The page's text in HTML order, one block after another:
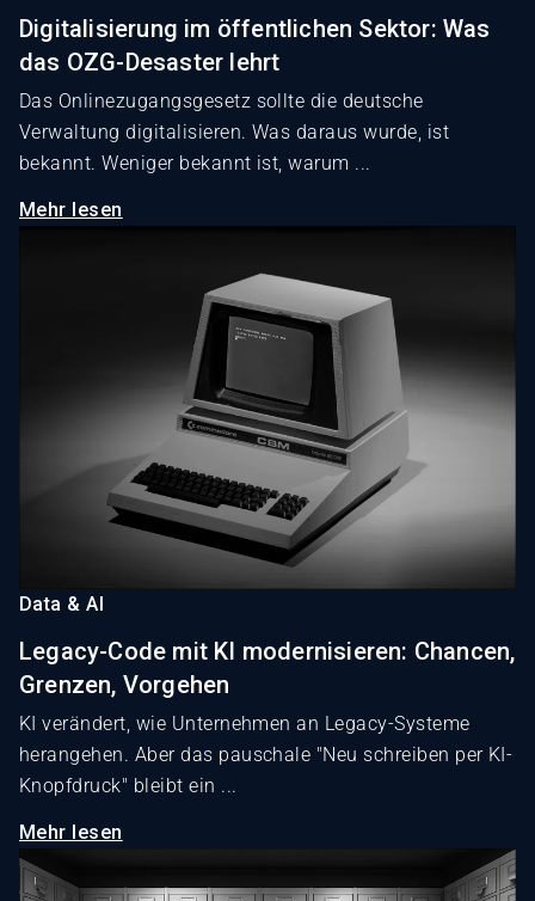
Digitalisierung im öffentlichen Sektor: Was
das OZG-Desaster lehrt
Das Onlinezugangsgesetz sollte die deutsche
Verwaltung digitalisieren. Was daraus wurde, ist
bekannt. Weniger bekannt ist, warum ...
Mehr lesen
Data & AI
Legacy-Code mit KI modernisieren: Chancen,
Grenzen, Vorgehen
KI verändert, wie Unternehmen an Legacy-Systeme
herangehen. Aber das pauschale "Neu schreiben per KI-
Knopfdruck" bleibt ein ...
Mehr lesen